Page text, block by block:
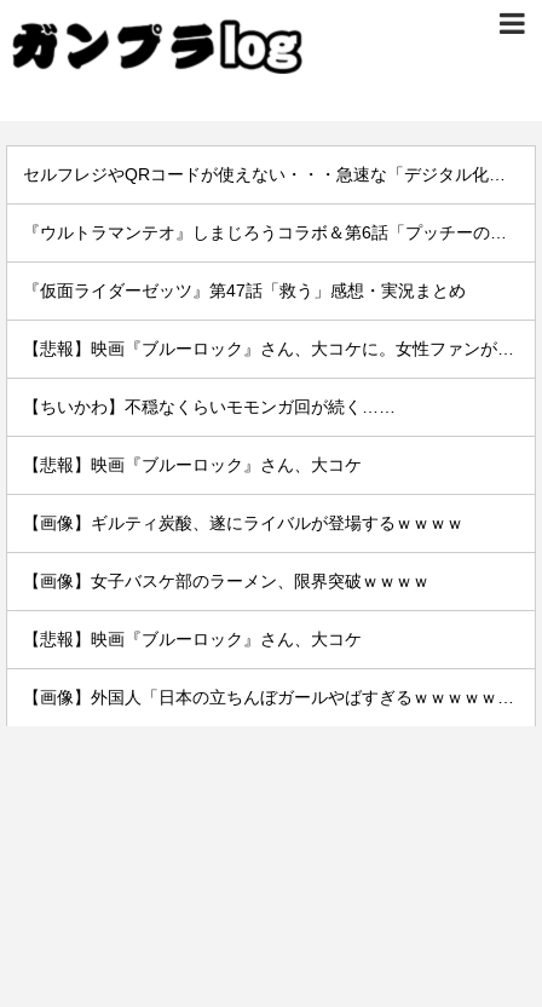
『仮面ライダーゼッツ』第47話「救う」感想・実況まとめ
【ちいかわ】不穏なくらいモモンガ回が続く……
【悲報】映画『ブルーロック』さん、大コケ
【画像】ギルティ炭酸、遂にライバルが登場するｗｗｗｗ
【画像】女子バスケ部のラーメン、限界突破ｗｗｗｗ
【悲報】映画『ブルーロック』さん、大コケ